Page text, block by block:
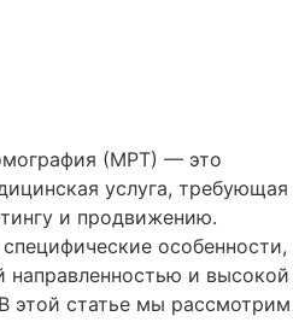
(МРТ) — это
услуга, требующая
и продвижению.
особенности,
направленностью и высокой
этой статье мы рассмотрим